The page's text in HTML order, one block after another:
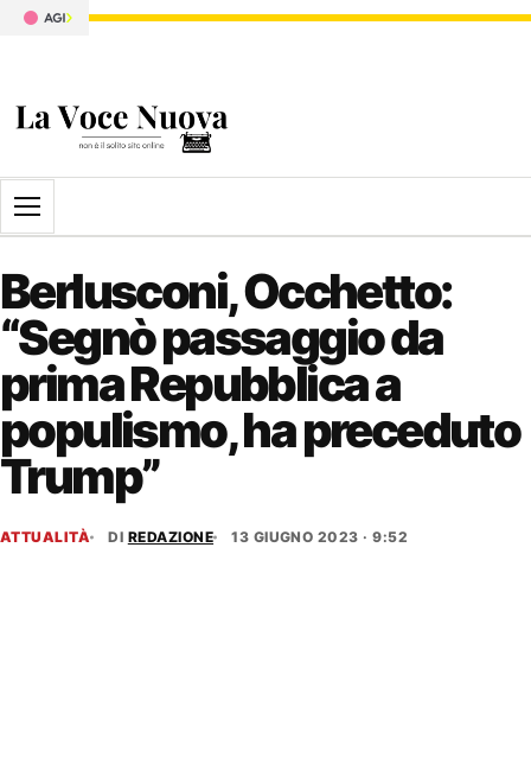
Apri il menu
Berlusconi, Occhetto:
“Segnò passaggio da
prima Repubblica a
populismo, ha preceduto
Trump”
ATTUALITÀ DI REDAZIONE 13 GIUGNO 2023 · 9:52